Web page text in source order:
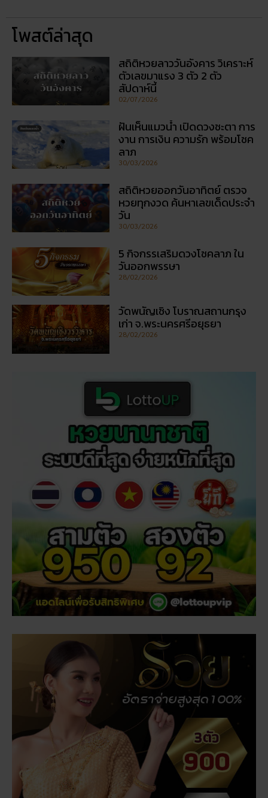
โพสต์ล่าสุด
สถิติหวยลาววันอังคาร วิเคราะห์
ตัวเลขมาแรง 3 ตัว 2 ตัว
สัปดาห์นี้
02/07/2026
ฝันเห็นแมวน้ำ เปิดดวงชะตา การ
งาน การเงิน ความรัก พร้อมโชค
ลาภ
30/03/2026
สถิติหวยออกวันอาทิตย์ ตรวจ
หวยทุกงวด ค้นหาเลขเด็ดประจำ
วัน
30/03/2026
5 กิจกรรเสริมดวงโชคลาภ ใน
วันออกพรรษา
28/02/2026
วัดพนัญเชิง โบราณสถานกรุง
เก่า จ.พระนครศรีอยุธยา
28/02/2026